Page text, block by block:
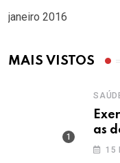
janeiro 2016
MAIS VISTOS
as
15